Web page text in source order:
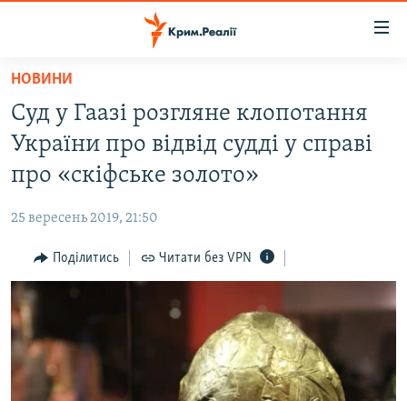
Перейти
основного
матеріалу
Перейти
до
основної
навігації
Перейти
до
пошуку
ВОДА.КРИМ
ВІДЕО ТА ФОТО
БЛОГИ
ПОГЛЯД
ІНТЕРВ'Ю
ВСЕ ЗА ДЕНЬ
СПЕЦПРОЕКТИ
ДЕПОРТАЦІЯ
ЯК ОБІЙТИ БЛОКУВАННЯ
НОВИНИ
Суд у Гаазі розгляне клопотання
України про відвід судді у справі
про «скіфське золото»
25 вересень 2019, 21:50
Поділитись Читати без VPN